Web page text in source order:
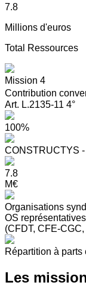
7.8
Millions d'euros
Total Ressources
Mission 4
Contribution
Art. L.2135-11 4°
100%
CONSTRUCTYS
7.8
M€
Organisations
OS
(CFDT, CFE-
Répartition à
Les